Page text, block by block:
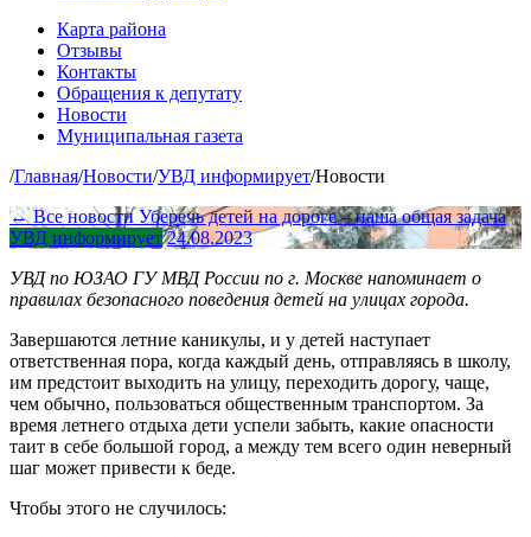
Карта района
Отзывы
Контакты
Обращения к депутату
Новости
Муниципальная газета
/Главная/Новости/УВД информирует/Новости
← Все новостиУберечь детей на дороге – наша общая задача
УВД информирует 24.08.2023
УВД по ЮЗАО ГУ МВД России по г. Москве напоминает о
правилах безопасного поведения детей на улицах города.
Завершаются летние каникулы, и у детей наступает
ответственная пора, когда каждый день, отправляясь в школу,
им предстоит выходить на улицу, переходить дорогу, чаще,
чем обычно, пользоваться общественным транспортом. За
время летнего отдыха дети успели забыть, какие опасности
таит в себе большой город, а между тем всего один неверный
шаг может привести к беде.
Чтобы этого не случилось: